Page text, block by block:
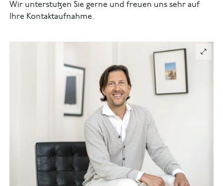
Wir unterstutzen Sie gerne und freuen uns sehr auf
Ihre Kontaktaufnahme.